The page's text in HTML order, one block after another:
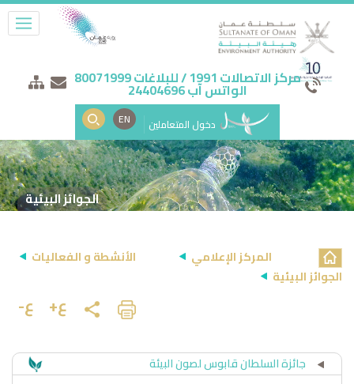
مركز الاتصالات 1991 / للبلاغات 80071999
الواتس آب 24404696
دخول المتعاملين EN
الجوائز البيئية
المركز الإعلامي
الأنشطة و الفعاليات
الجوائز البيئية
ع+ ع-
جائزة السلطان قابوس لصون البيئة